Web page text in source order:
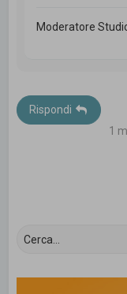
Moderatore
Rispondi
1